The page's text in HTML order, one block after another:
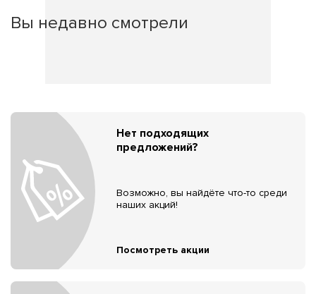
Вы недавно смотрели
Нет подходящих
предложений?
Возможно, вы найдёте что-то среди
наших акций!
Посмотреть акции